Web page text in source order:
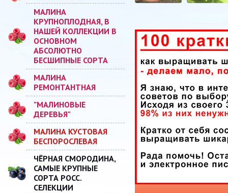
МАЛИНА
КРУПНОПЛОДНАЯ, В
НАШЕЙ КОЛЛЕКЦИИ В
ОСНОВНОМ
АБСОЛЮТНО
БЕСШИПНЫЕ СОРТА
МАЛИНА
РЕМОНТАНТНАЯ
"МАЛИНОВЫЕ
ДЕРЕВЬЯ"
МАЛИНА КУСТОВАЯ
БЕСПОРОСЛЕВАЯ
ЧЁРНАЯ СМОРОДИНА,
САМЫЕ КРУПНЫЕ
СОРТА РОСС.
СЕЛЕКЦИИ